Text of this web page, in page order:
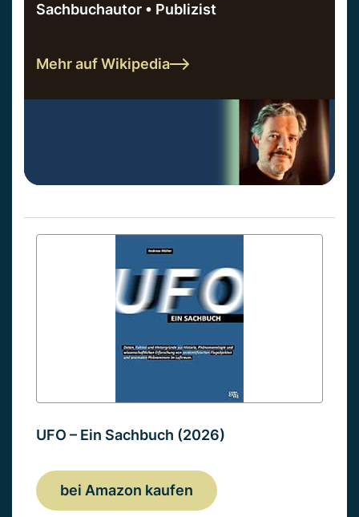
Sachbuchautor • Publizist
Mehr auf Wikipedia
UFO – Ein Sachbuch (2026)
bei Amazon kaufen